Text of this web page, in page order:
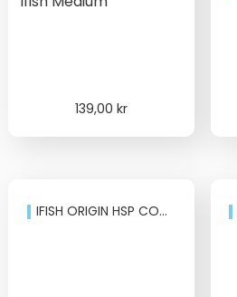
139,00kr
IFISH ORIGIN HSP COMBO 22”